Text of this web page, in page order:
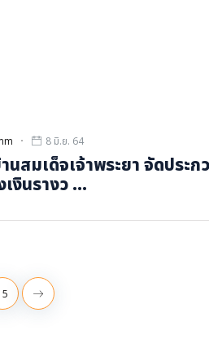
8 มิ.ย. 64
นสมเด็จเจ้าพระยา จัดประก
งินรางว ...